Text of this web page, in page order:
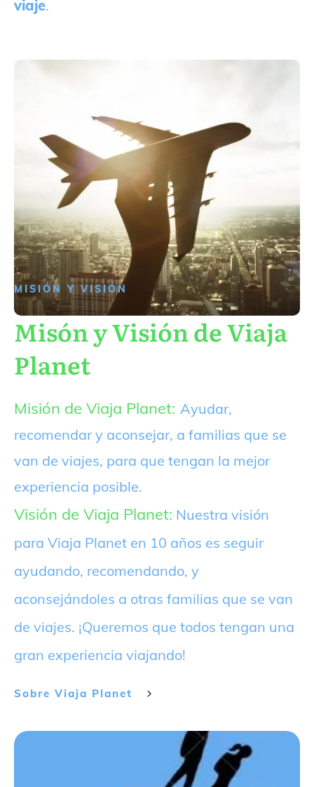
viaje.
MISIÓN Y VISIÓN
Misón y Visión de Viaja
Planet
Misión de Viaja Planet: Ayudar,
recomendar y aconsejar, a familias que se
van de viajes, para que tengan la mejor
experiencia posible.
Visión de Viaja Planet: Nuestra visión
para Viaja Planet en 10 años es seguir
ayudando, recomendando, y
aconsejándoles a otras familias que se van
de viajes. ¡Queremos que todos tengan una
gran experiencia viajando!
Sobre Viaja Planet